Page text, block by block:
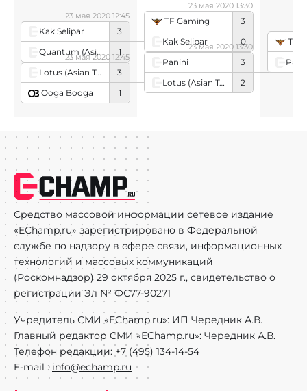
Kak Selipar
3
Quantum (Asian Team)
1
23 мая 2020 12:45
Lotus (Asian Team)
3
Ooga Booga
1
23 мая 2020 12:45
TF Gaming
3
Kak Selipar
0
23 мая 2020 13:30
Panini
3
Lotus (Asian Team)
2
23 мая 2020 13:30
TF
Средство массовой информации сетевое издание
«EChamp.ru» зарегистрировано в Федеральной
службе по надзору в сфере связи, информационных
технологий и массовых коммуникаций
(Роскомнадзор) 29 октября 2025 г., свидетельство о
регистрации Эл № ФС77-90271
Учредитель СМИ «EChamp.ru»: ИП Чередник А.В.
Главный редактор СМИ «EChamp.ru»: Чередник А.В.
Телефон редакции: +7 (495) 134-14-54
E-mail : info@echamp.ru